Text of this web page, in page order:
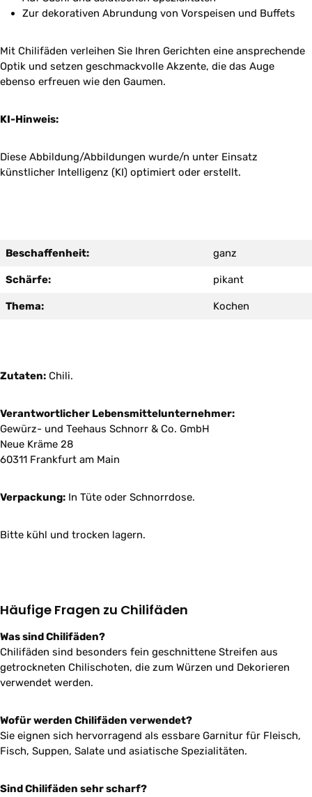
Zur dekorativen Abrundung von Vorspeisen und Buffets
Mit Chilifäden verleihen Sie Ihren Gerichten eine ansprechende
Optik und setzen geschmackvolle Akzente, die das Auge
ebenso erfreuen wie den Gaumen.
KI-Hinweis:
Diese Abbildung/Abbildungen wurde/n unter Einsatz
künstlicher Intelligenz (KI) optimiert oder erstellt.
Beschaffenheit: ganz
Schärfe: pikant
Thema: Kochen
Zutaten: Chili.
Verantwortlicher Lebensmittelunternehmer:
Gewürz- und Teehaus Schnorr & Co. GmbH
Neue Kräme 28
60311 Frankfurt am Main
Verpackung: In Tüte oder Schnorrdose.
Bitte kühl und trocken lagern.
Häufige Fragen zu Chilifäden
Was sind Chilifäden?
Chilifäden sind besonders fein geschnittene Streifen aus
getrockneten Chilischoten, die zum Würzen und Dekorieren
verwendet werden.
Wofür werden Chilifäden verwendet?
Sie eignen sich hervorragend als essbare Garnitur für Fleisch,
Fisch, Suppen, Salate und asiatische Spezialitäten.
Sind Chilifäden sehr scharf?